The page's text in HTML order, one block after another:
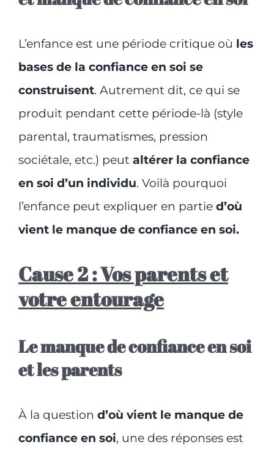
L’enfance est une période critique où les
bases de la confiance en soi se
construisent. Autrement dit, ce qui se
produit pendant cette période-là (style
parental, traumatismes, pression
sociétale, etc.) peut altérer la confiance
en soi d’un individu. Voilà pourquoi
l’enfance peut expliquer en partie d’où
vient le manque de confiance en soi.
Cause 2 : Vos parents et
votre entourage
Le manque de confiance en soi
et les parents
À la question d’où vient le manque de
confiance en soi, une des réponses est